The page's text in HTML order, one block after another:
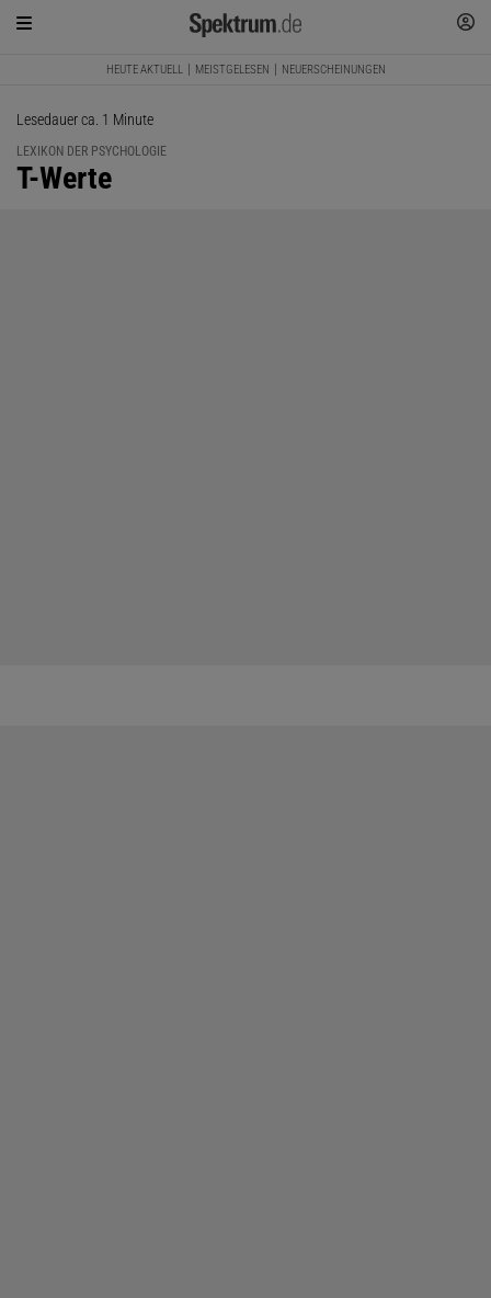
HEUTE AKTUELL MEISTGELESEN NEUERSCHEINUNGEN
Lesedauer ca. 1 Minute
LEXIKON DER PSYCHOLOGIE
:
T-Werte